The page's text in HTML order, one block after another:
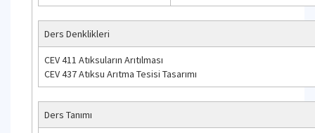
Ders Denklikleri
CEV 411 Atıksuların Arıtılması
CEV 437 Atıksu Arıtma Tesisi Tasarımı
Ders Tanımı